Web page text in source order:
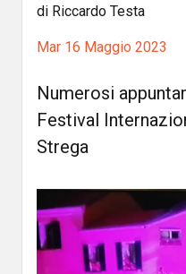
di Riccardo Testa
Mar 16 Maggio 2023
Numerosi
Festival
Strega